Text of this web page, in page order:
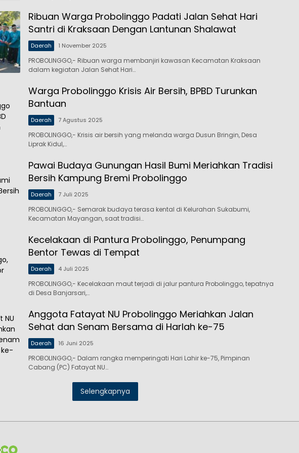
Ribuan Warga Probolinggo Padati Jalan Sehat Hari
Santri di Kraksaan Dengan Lantunan Shalawat
Daerah 1 November 2025
PROBOLINGGO,- Ribuan warga membanjiri kawasan Kecamatan Kraksaan
dalam kegiatan Jalan Sehat Hari…
Warga Probolinggo Krisis Air Bersih, BPBD Turunkan
Bantuan
Daerah 7 Agustus 2025
PROBOLINGGO,- Krisis air bersih yang melanda warga Dusun Bringin, Desa
Liprak Kidul,…
Pawai Budaya Gunungan Hasil Bumi Meriahkan Tradisi
Bersih Kampung Bremi Probolinggo
Daerah 7 Juli 2025
PROBOLINGGO,- Semarak budaya terasa kental di Kelurahan Sukabumi,
Kecamatan Mayangan, saat tradisi…
Kecelakaan di Pantura Probolinggo, Penumpang
Bentor Tewas di Tempat
Daerah 4 Juli 2025
PROBOLINGGO,- Kecelakaan maut terjadi di jalur pantura Probolinggo, tepatnya
di Desa Banjarsari,…
Anggota Fatayat NU Probolinggo Meriahkan Jalan
Sehat dan Senam Bersama di Harlah ke-75
Daerah 16 Juni 2025
PROBOLINGGO,- Dalam rangka memperingati Hari Lahir ke-75, Pimpinan
Cabang (PC) Fatayat NU…
Selengkapnya